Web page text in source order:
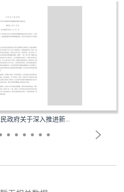
吉政发〔2015〕38号：吉林省人民